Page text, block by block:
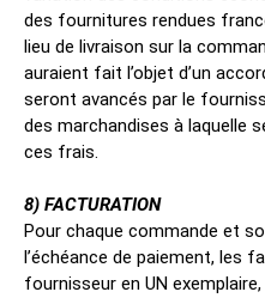
des fournitures rendues
lieu de livraison sur la
auraient fait l’objet d’un
seront avancés par le
des marchandises à laquelle
ces frais.
8) FACTURATION
Pour chaque commande et
l’échéance de paiement, les
fournisseur en UN